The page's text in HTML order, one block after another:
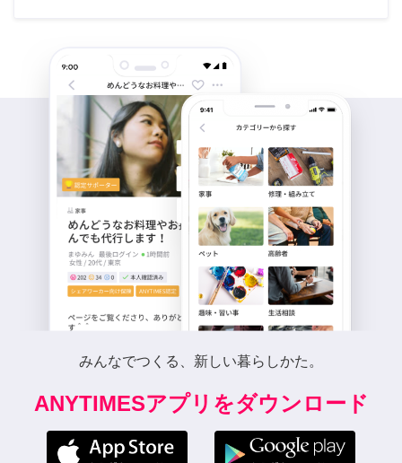
みんなでつくる、新しい暮らしかた。
ANYTIMESアプリをダウンロード